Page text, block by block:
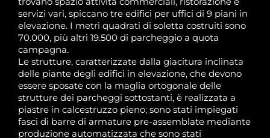
servizi vari, spiccano tre edifici per uffici di 9 piani in
elevazione. I metri quadrati di soletta costruiti sono
70.000, più altri 19.500 di parcheggio a quota
campagna.
Le strutture, caratterizzate dalla giacitura inclinata
delle piante degli edifici in elevazione, che devono
essere sposate con la maglia ortogonale delle
strutture dei parcheggi sottostanti, è realizzata a
piastre in calcestruzzo pieno; sono stati impiegati
fasci di barre di armature pre-assemblate mediante
produzione automatizzata che sono stati